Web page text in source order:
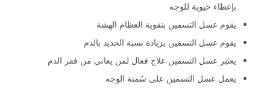
بإعطاء حيوية للوجه
يقوم عسل التسمين بتقوية العظام الهشة
يقوم عسل التسمين بزيادة نسبة الحديد بالدم
يعتبر عسل التسمين علاج فعال لمن يعاني من فقر الدم
يعمل عسل التسمين على سُمنة الوجه